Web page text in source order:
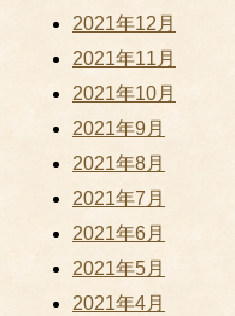
2021年12月
2021年11月
2021年10月
2021年9月
2021年8月
2021年7月
2021年6月
2021年5月
2021年4月